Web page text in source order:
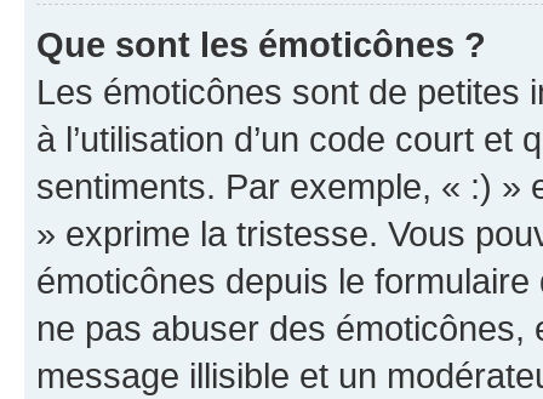
Que sont les émoticônes ?
Les émoticônes sont de petites
à l’utilisation d’un code court et
sentiments. Par exemple, « :) »
» exprime la tristesse. Vous
émoticônes depuis le
ne pas abuser des
message illisible et un